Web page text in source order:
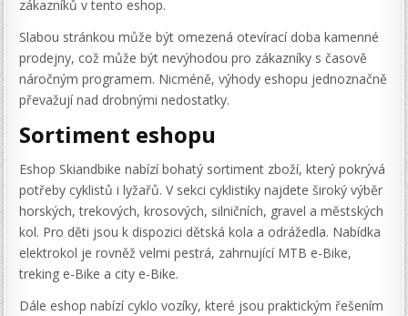
zákazníků v tento eshop.
Slabou stránkou může být omezená otevírací doba kamenné
prodejny, což může být nevýhodou pro zákazníky s časově
náročným programem. Nicméně, výhody eshopu jednoznačně
převažují nad drobnými nedostatky.
Sortiment eshopu
Eshop Skiandbike nabízí bohatý sortiment zboží, který pokrývá
potřeby cyklistů i lyžařů. V sekci cyklistiky najdete široký výběr
horských, trekových, krosových, silničních, gravel a městských
kol. Pro děti jsou k dispozici dětská kola a odrážedla. Nabídka
elektrokol je rovněž velmi pestrá, zahrnující MTB e-Bike,
treking e-Bike a city e-Bike.
Dále eshop nabízí cyklo vozíky, které jsou praktickým řešením